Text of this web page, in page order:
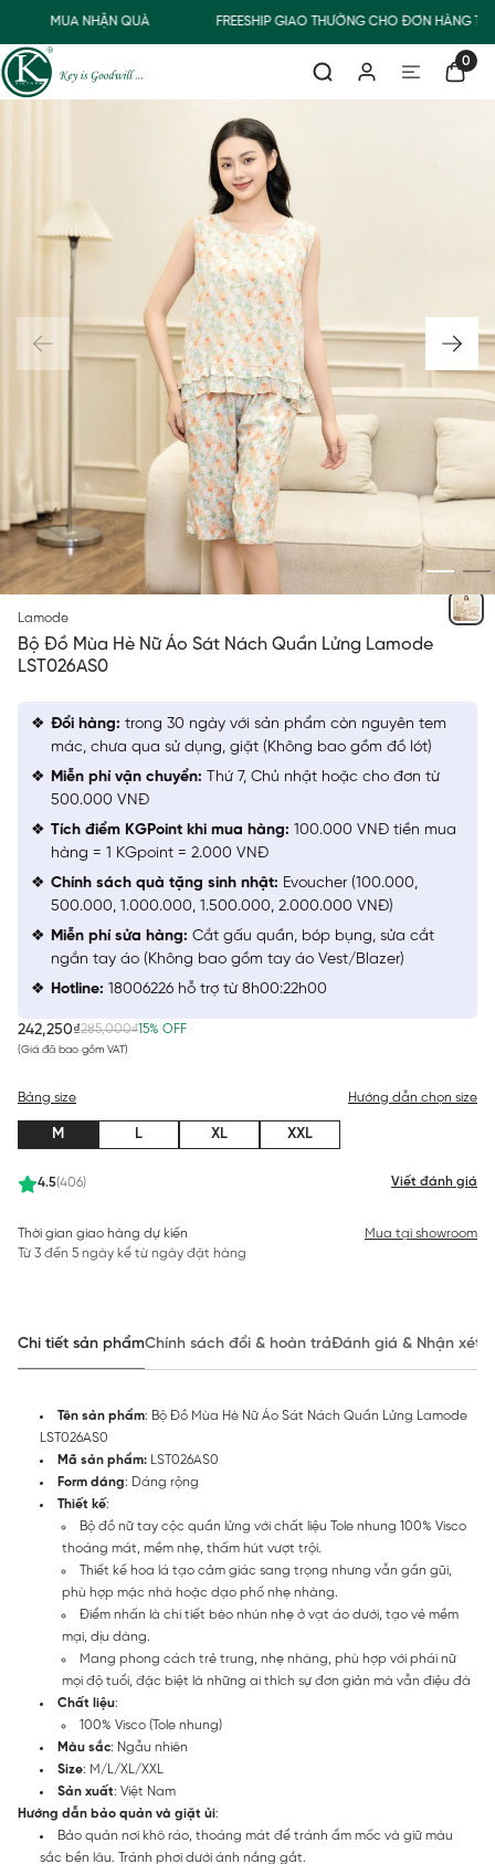
MUA NHẬN QUÀ FREESHIP GIAO THƯỜNG CHO ĐƠN HÀNG
0
Lamode
Bộ Đồ Mùa Hè Nữ Áo Sát Nách Quần Lửng Lamode
LST026AS0
242,250₫285,000₫15% OFF
(Giá đã bao gồm VAT)
4.5(406) Viết đánh giá
NGẪU NHIÊN
Bảng size Hướng dẫn chọn size
M L XL XXL
Thời gian giao hàng dự kiến
Từ 3 đến 5 ngày kể từ ngày đặt hàng
Mua tại showroom
Đổi hàng: trong 30 ngày với sản phẩm còn nguyên tem
mác, chưa qua sử dụng, giặt (Không bao gồm đồ lót)
Miễn phí vận chuyển: Thứ 7, Chủ nhật hoặc cho đơn từ
500.000 VNĐ
Tích điểm KGPoint khi mua hàng: 100.000 VNĐ tiền mua
hàng = 1 KGpoint = 2.000 VNĐ
Chính sách quà tặng sinh nhật: Evoucher (100.000,
500.000, 1.000.000, 1.500.000, 2.000.000 VNĐ)
Miễn phí sửa hàng: Cắt gấu quần, bóp bụng, sửa cắt
ngắn tay áo (Không bao gồm tay áo Vest/Blazer)
Hotline: 18006226 hỗ trợ từ 8h00:22h00
Chi tiết sản phẩmChính sách đổi & hoàn trảĐánh giá & Nhận xét
Tên sản phẩm: Bộ Đồ Mùa Hè Nữ Áo Sát Nách Quần Lửng Lamode
LST026AS0
Mã sản phẩm: LST026AS0
Form dáng: Dáng rộng
Thiết kế:
Bộ đồ nữ tay cộc quần lửng với chất liệu Tole nhung 100% Visco
thoáng mát, mềm nhẹ, thấm hút vượt trội.
Thiết kế hoa lá tạo cảm giác sang trọng nhưng vẫn gần gũi,
phù hợp mặc nhà hoặc dạo phố nhẹ nhàng.
Điểm nhấn là chi tiết bèo nhún nhẹ ở vạt áo dưới, tạo vẻ mềm
mại, dịu dàng.
Mang phong cách trẻ trung, nhẹ nhàng, phù hợp với phái nữ
mọi độ tuổi, đặc biệt là những ai thích sự đơn giản mà vẫn điệu đà
Chất liệu:
100% Visco (Tole nhung)
Màu sắc: Ngẫu nhiên
Size: M/L/XL/XXL
Sản xuất: Việt Nam
Hướng dẫn bảo quản và giặt ủi:
Bảo quản nơi khô ráo, thoáng mát để tránh ẩm mốc và giữ màu
sắc bền lâu. Tránh phơi dưới ánh nắng gắt.